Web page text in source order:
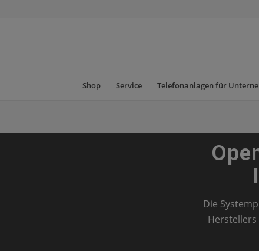
Shop Service Telefonanlagen für
Die